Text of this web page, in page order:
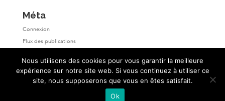
Méta
Connexion
Flux des publications
Site de WordPress-FR
Nous utilisons des cookies pour vous garantir la meilleure
expérience sur notre site web. Si vous continuez à utiliser ce
site, nous supposerons que vous en êtes satisfait.
Ok